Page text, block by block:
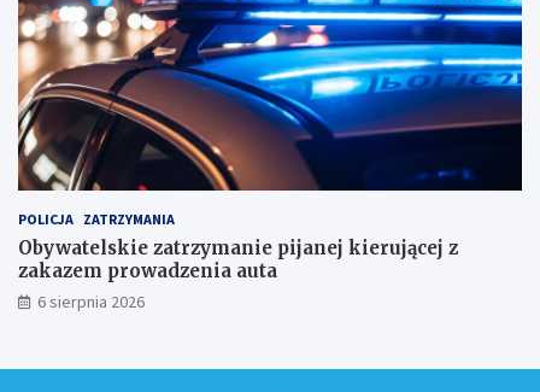
POLICJA ZATRZYMANIA
Obywatelskie zatrzymanie pijanej kierującej z
zakazem prowadzenia auta
6 sierpnia 2026